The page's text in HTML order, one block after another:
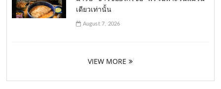
เดียวเท่านั้น
August 7, 2026
VIEW MORE